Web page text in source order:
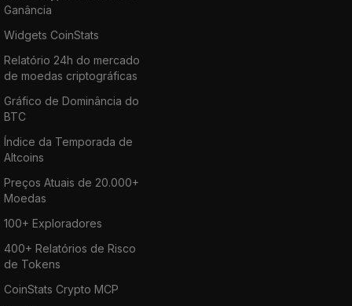
Ganância
Widgets CoinStats
Relatório 24h do mercado
de moedas criptográficas
Gráfico de Dominância do
BTC
Índice da Temporada de
Altcoins
Preços Atuais de 20.000+
Moedas
100+ Exploradores
400+ Relatórios de Risco
de Tokens
CoinStats Crypto MCP